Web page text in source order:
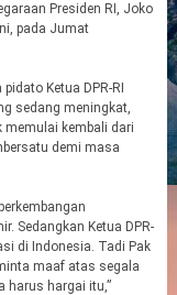
Presiden RI, Joko
pada Jumat
Ketua DPR-RI
sedang meningkat,
kembali dari
demi masa
Sedangkan Ketua DPR-
di Indonesia. Tadi Pak
maaf atas segala
harus hargai itu,”